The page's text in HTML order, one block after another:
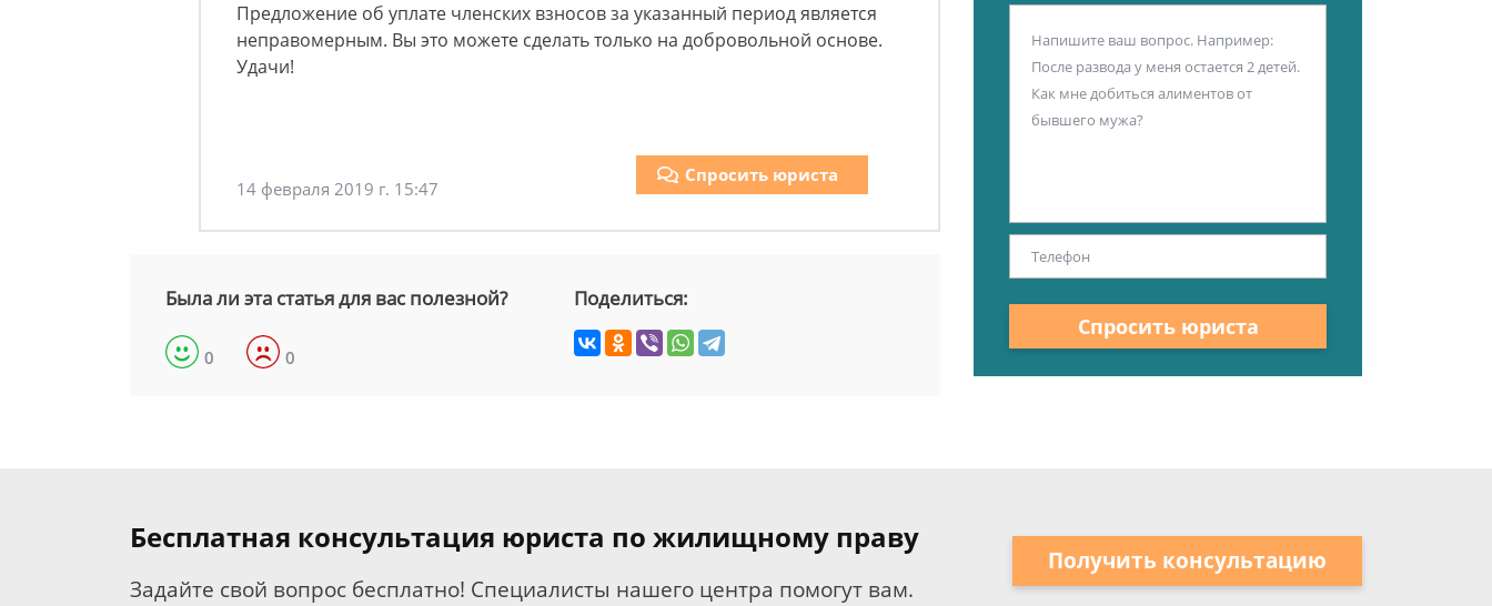
Предложение об уплате членских взносов за указанный период является
неправомерным. Вы это можете сделать только на добровольной основе.
Удачи!
14 февраля 2019 г. 15:47
Спросить юриста
Была ли эта статья для вас полезной?
0 0
Поделиться:
Спросить юриста
Бесплатная консультация юриста по жилищному праву
Задайте свой вопрос бесплатно! Специалисты нашего центра помогут вам.
Получить консультацию